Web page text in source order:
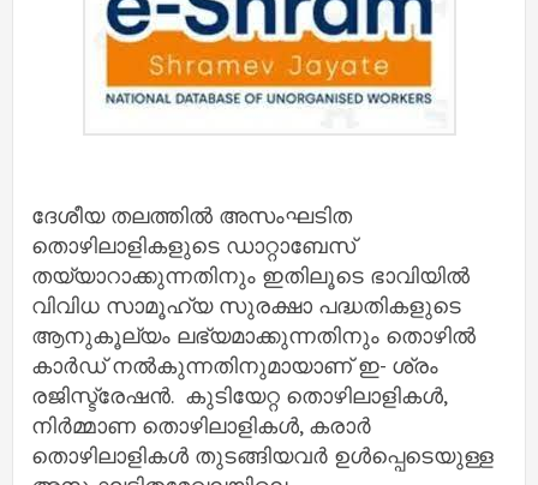
ദേശീയ തലത്തിൽ അസംഘടിത
തൊഴിലാളികളുടെ ഡാറ്റാബേസ്
തയ്യാറാക്കുന്നതിനും ഇതിലൂടെ ഭാവിയിൽ
വിവിധ സാമൂഹ്യ സുരക്ഷാ പദ്ധതികളുടെ
ആനുകൂല്യം ലഭ്യമാക്കുന്നതിനും തൊഴിൽ
കാർഡ് നൽകുന്നതിനുമായാണ് ഇ- ശ്രം
രജിസ്ട്രേഷൻ. കുടിയേറ്റ തൊഴിലാളികള്‍,
നിര്‍മ്മാണ തൊഴിലാളികള്‍, കരാര്‍
തൊഴിലാളികള്‍ തുടങ്ങിയവര്‍ ഉള്‍പ്പെടെയുള്ള